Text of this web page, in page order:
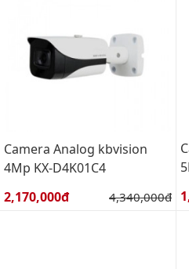
Camera Analog kbvision
4Mp KX-D4K01C4
Giá bán:
2,170,000đ Giá gốc:
4,340,000đ